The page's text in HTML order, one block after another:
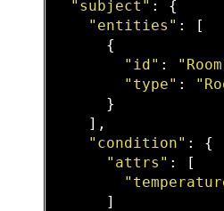
"subject" : {
"entities" : [
      {
"id" :
"type" :
      }
    ],
"condition" : {
"attrs" : [
      ]